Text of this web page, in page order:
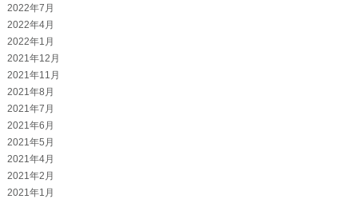
2022年7月
2022年4月
2022年1月
2021年12月
2021年11月
2021年8月
2021年7月
2021年6月
2021年5月
2021年4月
2021年2月
2021年1月